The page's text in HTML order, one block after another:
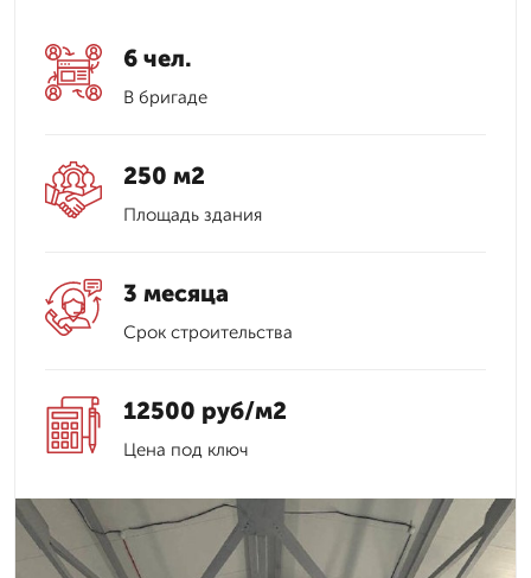
6 чел.
В бригаде
250 м2
Площадь здания
3 месяца
Срок строительства
12500 руб/м2
Цена под ключ